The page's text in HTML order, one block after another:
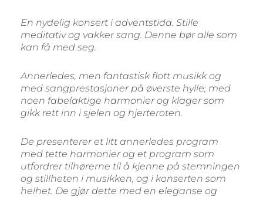
En nydelig konsert i adventstida. Stille
meditativ og vakker sang. Denne bør alle som
kan få med seg.
Annerledes, men fantastisk flott musikk og
med sangprestasjoner på øverste hylle; med
noen fabelaktige harmonier og klager som
gikk rett inn i sjelen og hjerteroten.
De presenterer et litt annerledes program
med tette harmonier og et program som
utfordrer tilhørerne til å kjenne på stemningen
og stillheten i musikken, og i konserten som
helhet. De gjør dette med en eleganse og